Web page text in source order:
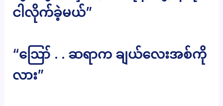
ငါလိုက်ခဲ့မယ်”
“ဪ . . ဆရာက ချယ်လေးအစ်ကို
လား”